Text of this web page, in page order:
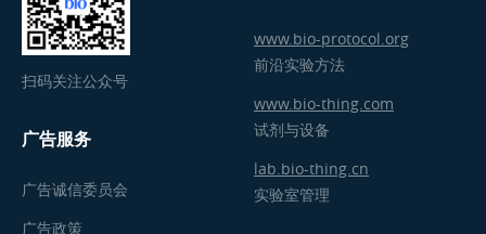
扫码关注公众号
广告服务
广告诚信委员会
广告政策
www.bio-protocol.org
前沿实验方法
www.bio-thing.com
试剂与设备
lab.bio-thing.cn
实验室管理